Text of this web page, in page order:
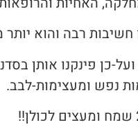
רבה והוא
פינקנו אותן
נפש ומעצימות-לבב.